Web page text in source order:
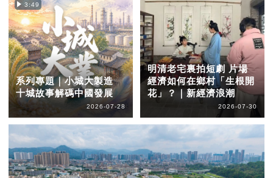
3:49
系列專題｜小城大製造
十城故事解碼中國發展
2026-07-28
明清老宅裏拍短劇 片場
經濟如何在鄉村「生根開
花」？｜新經濟浪潮
2026-07-30